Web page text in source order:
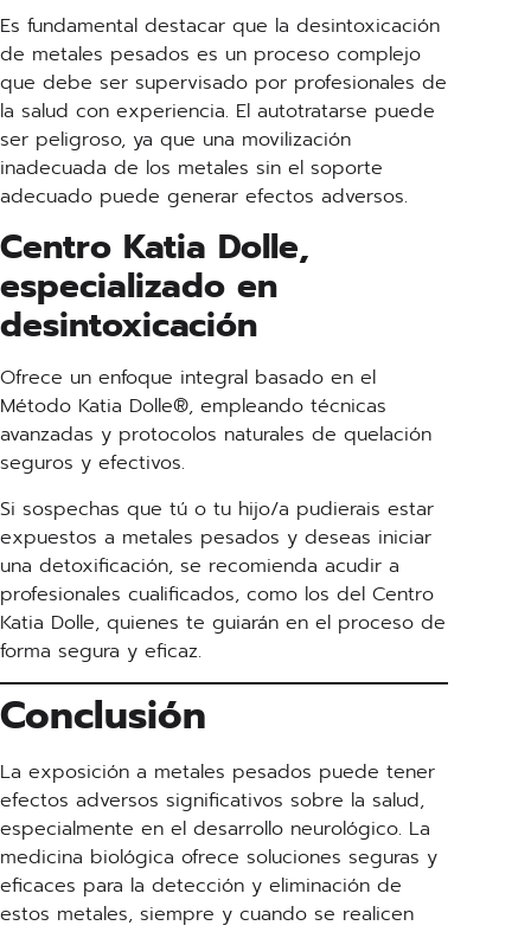
Es fundamental destacar que la desintoxicación
de metales pesados es un proceso complejo
que debe ser supervisado por profesionales de
la salud con experiencia. El autotratarse puede
ser peligroso, ya que una movilización
inadecuada de los metales sin el soporte
adecuado puede generar efectos adversos.
Centro Katia Dolle,
especializado en
desintoxicación
Ofrece un enfoque integral basado en el
Método Katia Dolle®, empleando técnicas
avanzadas y protocolos naturales de quelación
seguros y efectivos.
Si sospechas que tú o tu hijo/a pudierais estar
expuestos a metales pesados y deseas iniciar
una detoxificación, se recomienda acudir a
profesionales cualificados, como los del Centro
Katia Dolle, quienes te guiarán en el proceso de
forma segura y eficaz.
Conclusión
La exposición a metales pesados puede tener
efectos adversos significativos sobre la salud,
especialmente en el desarrollo neurológico. La
medicina biológica ofrece soluciones seguras y
eficaces para la detección y eliminación de
estos metales, siempre y cuando se realicen